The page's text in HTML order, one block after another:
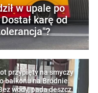
w upale po
karę od
przypięty na smyczy
balkonu na Bródnie.
wody, pada deszcz,